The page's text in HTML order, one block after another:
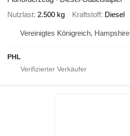
Nutzlast 2.500 kg Kraftstoff Diesel
Vereinigtes Königreich, Hampshire
PHL